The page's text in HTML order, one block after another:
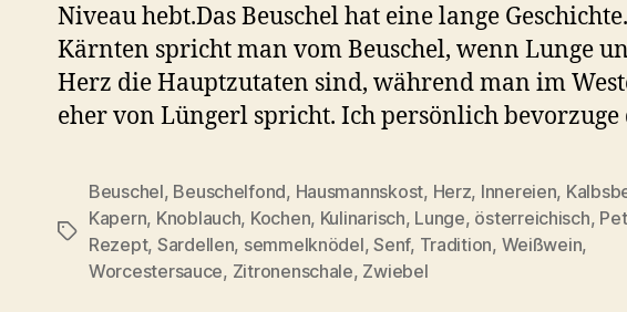
Niveau hebt.Das Beuschel hat eine lange
Kärnten spricht man vom Beuschel, wenn Lunge
Herz die Hauptzutaten sind, während man im
eher von Lüngerl spricht. Ich persönlich bevorzuge
Schlagwörter
Beuschel, Beuschelfond, Hausmannskost, Herz, Innereien,
Kapern, Knoblauch, Kochen, Kulinarisch, Lunge, österreichisch,
Rezept, Sardellen, semmelknödel,Senf, Tradition, Weißwein,
Worcestersauce, Zitronenschale, Zwiebel